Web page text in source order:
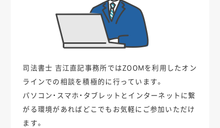
司法書士 吉江直記事務所ではZOOMを利用したオン
ラインでの相談を積極的に行っています。
パソコン・スマホ・タブレットとインターネットに繋
がる環境があれば どこでもお気軽にご参加いただけ
ます。